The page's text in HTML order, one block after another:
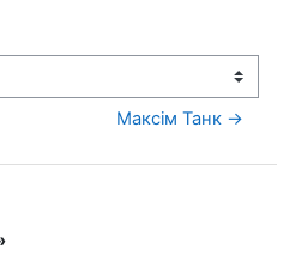
Максім Танк →